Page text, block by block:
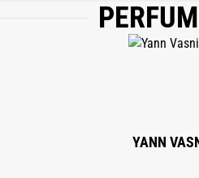
WATERAQUAEAU, LIMONENE,
BENZOATE, ISOEUGENOL,
TETRA-DI-T-BUTYL
YANN